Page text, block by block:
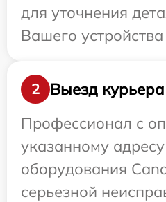
для уточнения
Вашего
2
Выезд
Профессионал с
указанному
оборудования
серьезной